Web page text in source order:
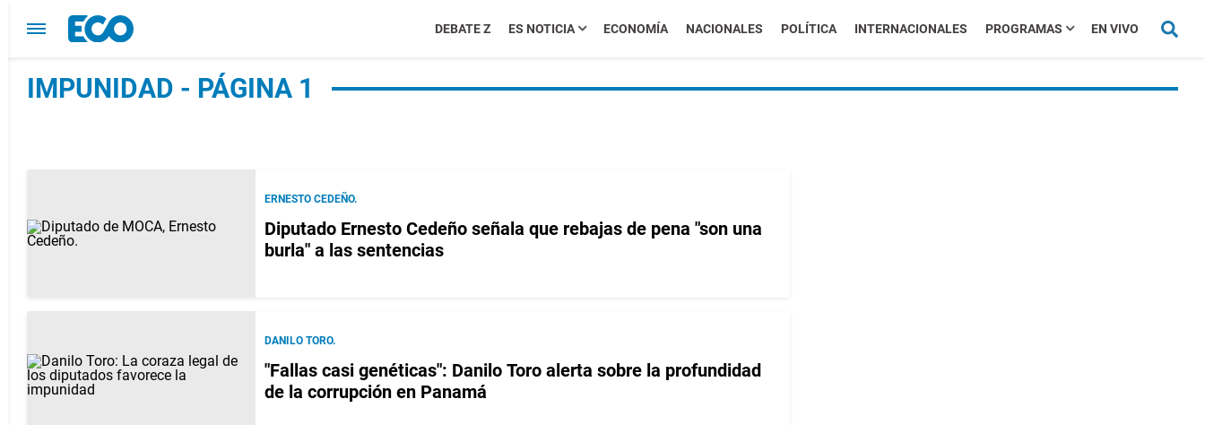
DEBATE Z ES NOTICIA ECONOMÍA NACIONALES POLÍTICA INTERNACIONALES PROGRAMAS EN VIVO
IMPUNIDAD - PÁGINA 1
ERNESTO CEDEÑO.
Diputado Ernesto Cedeño señala que rebajas de pena "son una
burla" a las sentencias
DANILO TORO.
"Fallas casi genéticas": Danilo Toro alerta sobre la profundidad
de la corrupción en Panamá